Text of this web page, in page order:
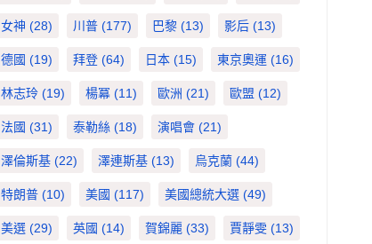
女神 (28) 川普 (177) 巴黎 (13) 影后 (13)
德國 (19) 拜登 (64) 日本 (15) 東京奧運 (16)
林志玲 (19) 楊冪 (11) 歐洲 (21) 歐盟 (12)
法國 (31) 泰勒絲 (18) 演唱會 (21)
澤倫斯基 (22) 澤連斯基 (13) 烏克蘭 (44)
特朗普 (10) 美國 (117) 美國總統大選 (49)
美選 (29) 英國 (14) 賀錦麗 (33) 賈靜雯 (13)